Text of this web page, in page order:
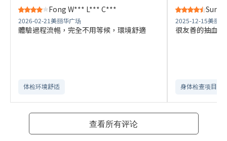
Fong W*** L*** C***
2026-02-21美丽华广场
體驗過程流𣈱，完全不用等候，環境舒適
体检环境舒适​
Sum
2025-12-15美丽
很友善的抽血
身体检查项目全
查看所有评论